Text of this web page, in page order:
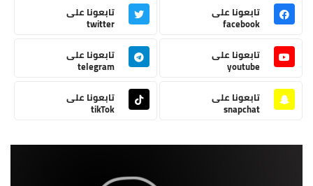
تابعونا على
facebook
تابعونا على
twitter
تابعونا على
youtube
تابعونا على
telegram
تابعونا على
snapchat
تابعونا على
tikTok